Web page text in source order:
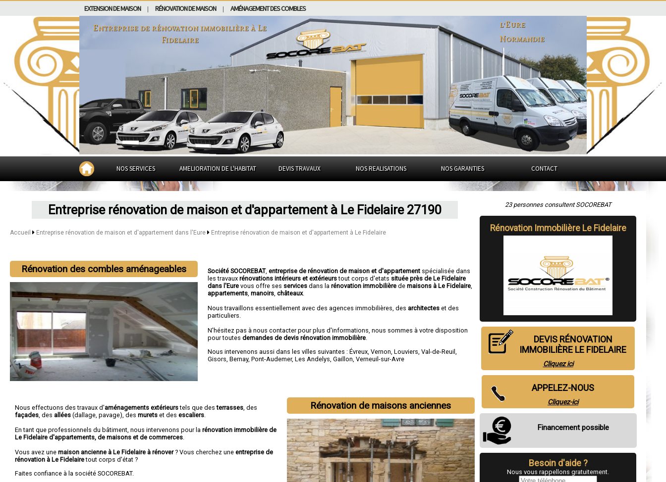
EXTENSION DE MAISON RÉNOVATION DE MAISON AMÉNAGEMENT DES COMBLES
Entreprise de rénovation immobilière àLe
Fidelaire
l'Eure
Normandie
NOS SERVICES AMELIORATION DE L'HABITAT DEVIS TRAVAUX NOS REALISATIONS NOS GARANTIES CONTACT
Entreprise rénovation de maison et d'appartement à Le Fidelaire 27190
Accueil Entreprise rénovation de maison et d'appartement dans l'Eure Entreprise rénovation de maison et d'appartement à Le Fidelaire
Rénovation des combles aménageables Société SOCOREBAT,entreprise de rénovation de maison et d'appartement spécialisée dans
les travauxrénovations intérieurs et extérieurstout corps d'etats située près de Le Fidelaire
dans l'Eurevous offre ses services dans larénovation immobilière demaisons à Le Fidelaire
appartements ,manoirs ,châteaux.
Nous travaillons essentiellement avec des agences immobilières, des architectes et des
particuliers.
N'hésitez pas à nous contacter pour plus d'informations, nous sommes à votre disposition
pour toutesdemandes de devis rénovation immobilière
Nous intervenons aussi dans les villes suivantes :Évreux ,Vernon ,Louviers ,Val-de-Reuil
Gisors ,Bernay,Pont-Audemer,Les Andelys ,Gaillon ,Verneuil-sur-Avre
Rénovation de maisons anciennes
Nous effectuons des travaux d'aménagements extérieurstels que desterrasses , des
façades , des allées (dallage, pavage), des murets et des escaliers
En tant que professionnels du bâtiment, nous intervenons pour la rénovation immobilière de
Le Fidelaire d'appartements, de maisons et de commerces
Vous avez une maison ancienne à Le Fidelaire à rénover? Vous cherchez une entreprise de
rénovation à Le Fidelairetout corps d'état ?
Faites confiance à la société SOCOREBAT.
23 personnes consultent SOCOREBAT
Rénovation Immobilière Le Fidelaire
DEVIS RÉNOVATION
IMMOBILIÈRE LE FIDELAIRE
Cliquez ici
APPELEZ-NOUS
Cliquez-ici
Financement possible
Besoin d'aide ?
Nous vous rappellons gratuitement.